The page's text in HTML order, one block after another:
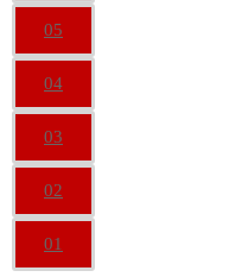
05
04
03
02
01